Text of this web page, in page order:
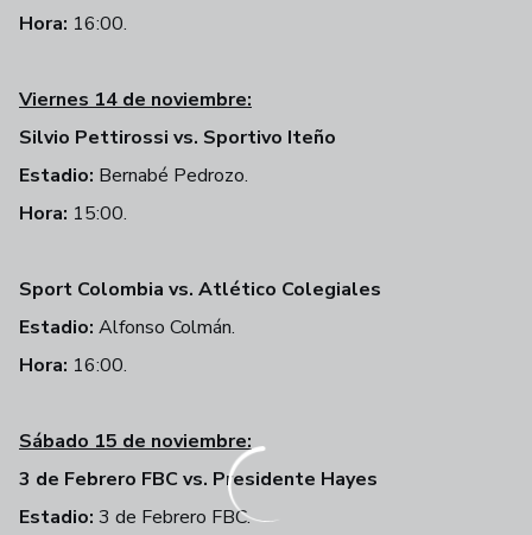
Hora: 16:00.
Viernes 14 de noviembre:
Silvio Pettirossi vs. Sportivo Iteño
Estadio: Bernabé Pedrozo.
Hora: 15:00.
Sport Colombia vs. Atlético Colegiales
Estadio: Alfonso Colmán.
Hora: 16:00.
Sábado 15 de noviembre:
3 de Febrero FBC vs. Presidente Hayes
Estadio: 3 de Febrero FBC.